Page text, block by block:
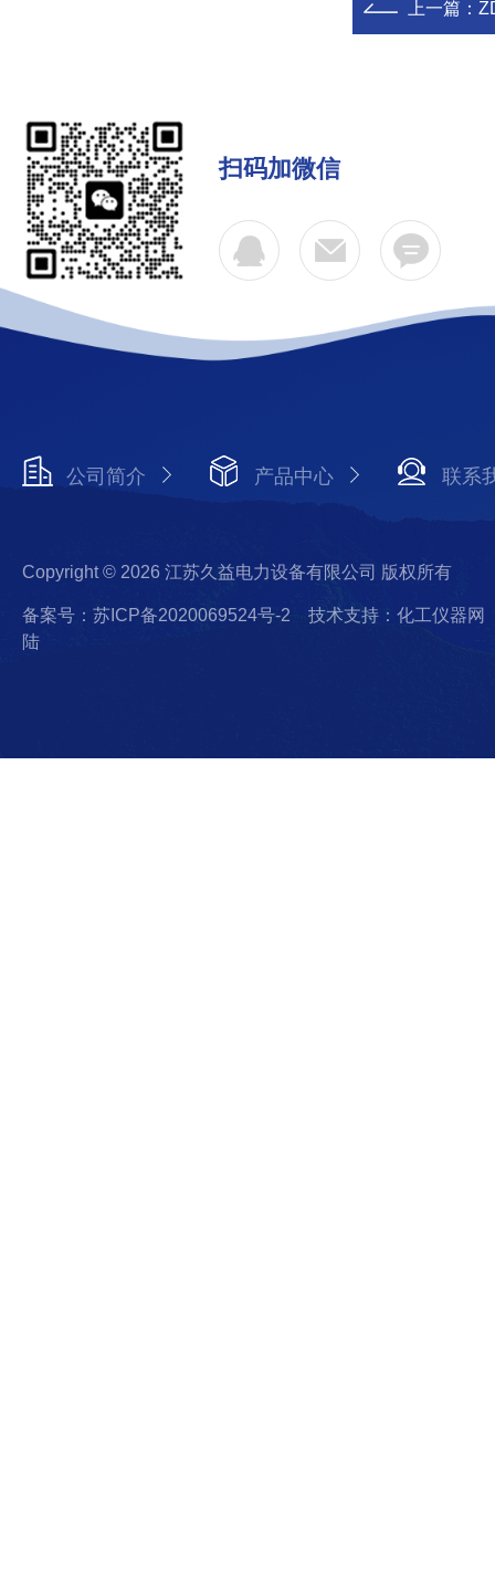
上一篇：
扫码加微信
公司简介 产品中心 联系
Copyright © 2026 江苏久益电力设备有限公司 版权所有
备案号：苏ICP备2020069524号-2
技术支持：化工仪器网
陆